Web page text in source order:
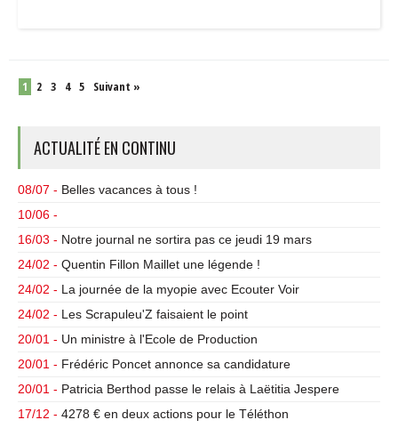
1 2 3 4 5 Suivant »
ACTUALITÉ EN CONTINU
08/07 - Belles vacances à tous !
10/06 -
16/03 - Notre journal ne sortira pas ce jeudi 19 mars
24/02 - Quentin Fillon Maillet une légende !
24/02 - La journée de la myopie avec Ecouter Voir
24/02 - Les Scrapuleu'Z faisaient le point
20/01 - Un ministre à l'Ecole de Production
20/01 - Frédéric Poncet annonce sa candidature
20/01 - Patricia Berthod passe le relais à Laëtitia Jespere
17/12 - 4278 € en deux actions pour le Téléthon